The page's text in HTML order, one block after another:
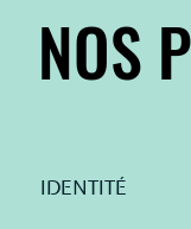
NOS
NOS
IDENTITÉ